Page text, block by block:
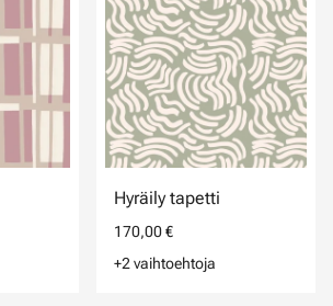
Hyräily tapetti
170,00 €
+2 vaihtoehtoja